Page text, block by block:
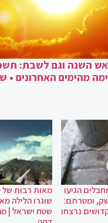
השנה וגם לשבת:
מהימים האחרונים •
הגיעו
ומטרתם:
נרצחו
מאות רבות של
שוגרו הלילה
שטח ישראל |